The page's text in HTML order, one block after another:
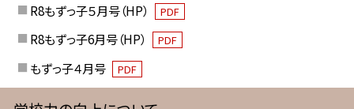
R8もずっ子５月号（HP） PDF
R8もずっ子6月号（HP） PDF
もずっ子４月号 PDF